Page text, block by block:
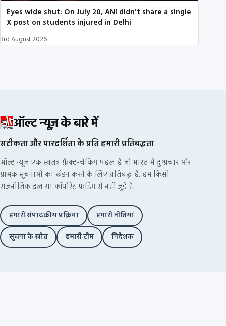
Eyes wide shut: On July 20, ANI didn’t share a single
X post on students injured in Delhi
3rd August 2026
ऑल्ट न्यूज़ के बारे में
सटीकता और पारदर्शिता के प्रति हमारी प्रतिबद्धता
ऑल्ट न्यूज़ एक स्वतंत्र फ़ैक्ट-चेकिंग पहल है जो भारत में दुष्प्रचार और
भ्रामक सूचनाओं का खंडन करने के लिए प्रतिबद्ध है. हम किसी
राजनीतिक दल या कॉर्पोरेट फंडिंग से नहीं जुड़े हैं.
हमारी संपादकीय प्रक्रिया
हमारी नीतियां
सूचना के स्रोत
हमारी टीम निदेशक